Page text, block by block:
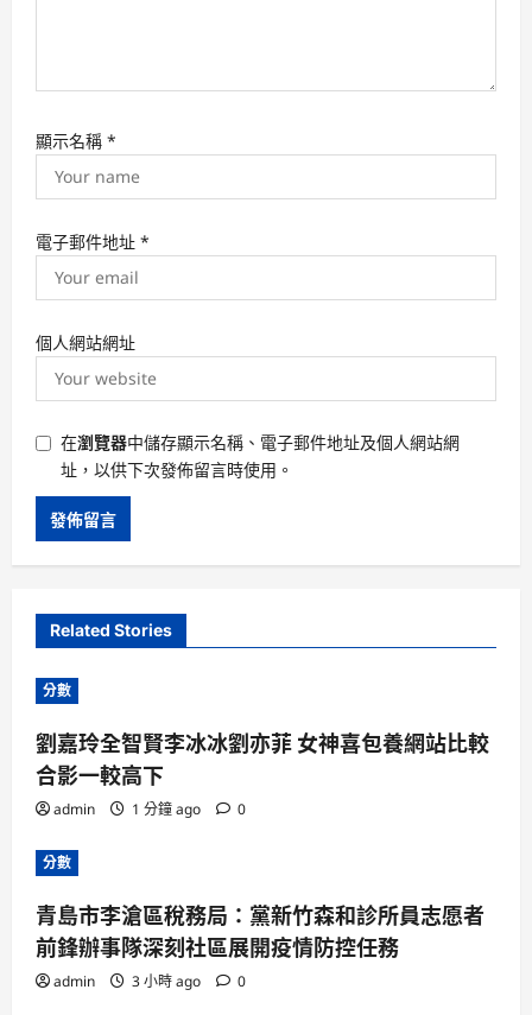
顯示名稱 *
電子郵件地址 *
個人網站網址
在瀏覽器中儲存顯示名稱、電子郵件地址及個人網站網
址，以供下次發佈留言時使用。
Related Stories
分數
劉嘉玲全智賢李冰冰劉亦菲 女神喜包養網站比較
合影一較高下
admin 1 分鐘 ago 0
分數
青島市李滄區稅務局：黨新竹森和診所員志愿者
前鋒辦事隊深刻社區展開疫情防控任務
admin 3 小時 ago 0